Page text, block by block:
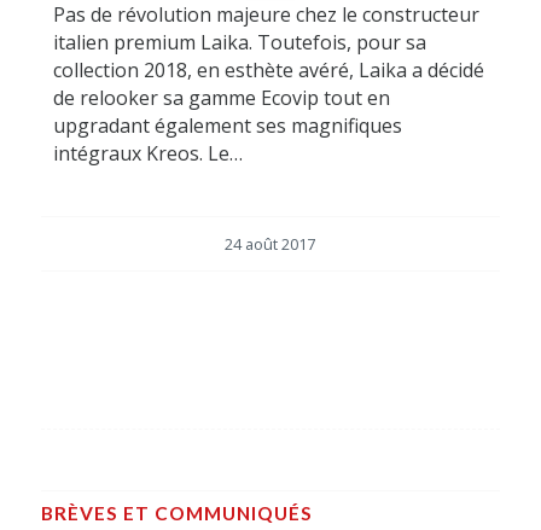
Pas de révolution majeure chez le constructeur
italien premium Laika. Toutefois, pour sa
collection 2018, en esthète avéré, Laika a décidé
de relooker sa gamme Ecovip tout en
upgradant également ses magnifiques
intégraux Kreos. Le…
24 août 2017
BRÈVES ET COMMUNIQUÉS